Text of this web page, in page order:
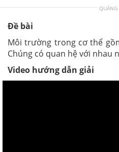
QUẢNG
Đề bài
Môi trường trong cơ thể
Chúng có quan hệ với nhau
Video hướng dẫn giải